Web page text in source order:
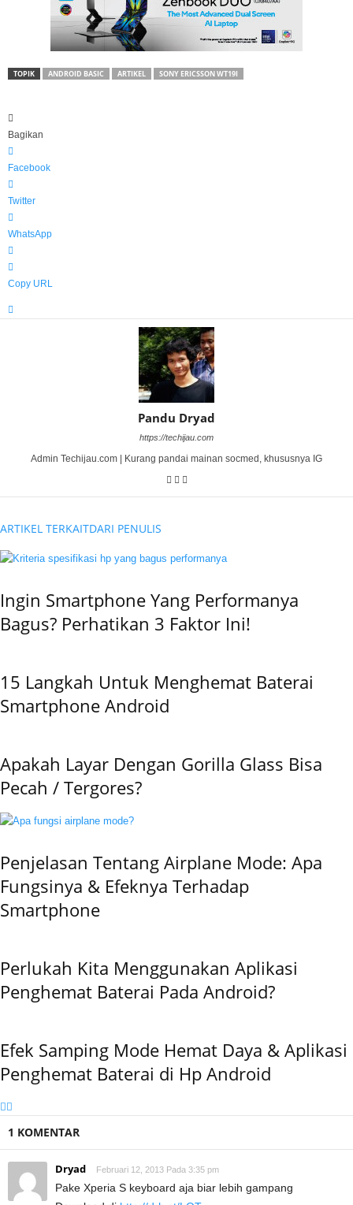
TOPIK ANDROID BASIC ARTIKEL SONY ERICSSON WT19I
Bagikan
Facebook
Twitter
WhatsApp
Copy URL
Pandu Dryad
https://techijau.com
Admin Techijau.com | Kurang pandai mainan socmed, khususnya IG
ARTIKEL TERKAITDARI PENULIS
Ingin Smartphone Yang Performanya
Bagus? Perhatikan 3 Faktor Ini!
15 Langkah Untuk Menghemat Baterai
Smartphone Android
Apakah Layar Dengan Gorilla Glass Bisa
Pecah / Tergores?
Penjelasan Tentang Airplane Mode: Apa
Fungsinya & Efeknya Terhadap
Smartphone
Perlukah Kita Menggunakan Aplikasi
Penghemat Baterai Pada Android?
Efek Samping Mode Hemat Daya & Aplikasi
Penghemat Baterai di Hp Android
1 KOMENTAR
Dryad Februari 12, 2013 Pada 3:35 pm
Pake Xperia S keyboard aja biar lebih gampang